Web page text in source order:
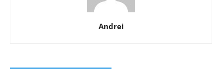
Andrei